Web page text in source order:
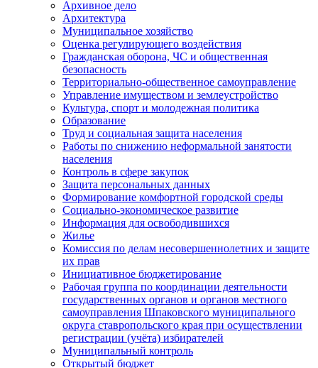
Архивное дело
Архитектура
Муниципальное хозяйство
Оценка регулирующего воздействия
Гражданская оборона, ЧС и общественная
безопасность
Территориально-общественное самоуправление
Управление имуществом и землеустройство
Культура, спорт и молодежная политика
Образование
Труд и социальная защита населения
Работы по снижению неформальной занятости
населения
Контроль в сфере закупок
Защита персональных данных
Формирование комфортной городской среды
Социально-экономическое развитие
Информация для освободившихся
Жилье
Комиссия по делам несовершеннолетних и защите
их прав
Инициативное бюджетирование
Рабочая группа по координации деятельности
государственных органов и органов местного
самоуправления Шпаковского муниципального
округа ставропольского края при осуществлении
регистрации (учёта) избирателей
Муниципальный контроль
Открытый бюджет